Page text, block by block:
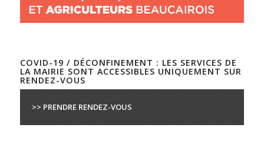
COVID-19 / DÉCONFINEMENT : LES SERVICES DE
LA MAIRIE SONT ACCESSIBLES UNIQUEMENT SUR
RENDEZ-VOUS
>> PRENDRE RENDEZ-VOUS